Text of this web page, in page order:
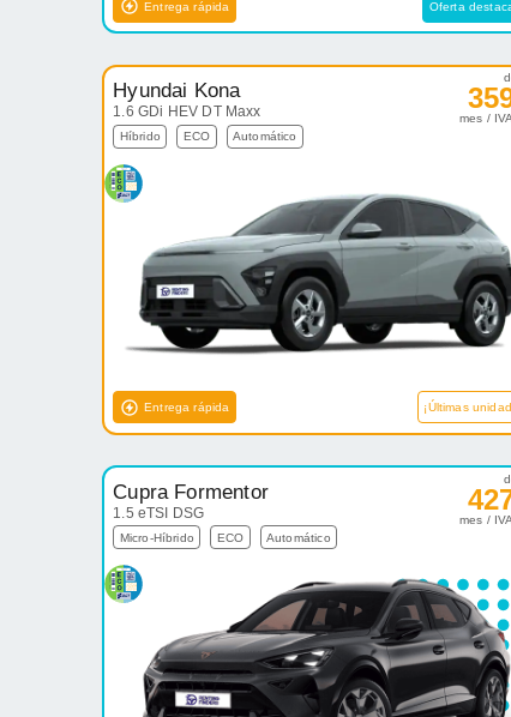
Entrega rápida Oferta
Hyundai Kona
1.6 GDi HEV DT Maxx
Híbrido ECO Automático
mes /
Entrega rápida ¡Últimas
Cupra Formentor
1.5 eTSI DSG
Micro-Híbrido ECO Automático
mes /